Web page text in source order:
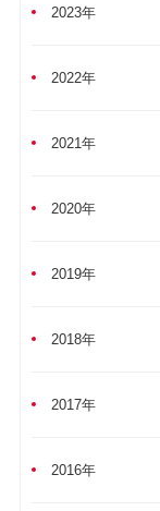
2023年
2022年
2021年
2020年
2019年
2018年
2017年
2016年